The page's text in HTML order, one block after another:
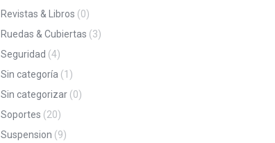
Revistas & Libros (0)
Ruedas & Cubiertas (3)
Seguridad (4)
Sin categoría (1)
Sin categorizar (0)
Soportes (20)
Suspension (9)